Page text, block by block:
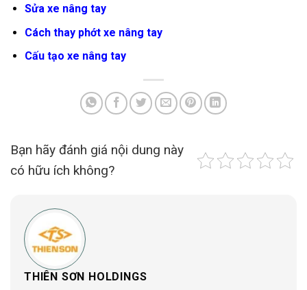
Sửa xe nâng tay
Cách thay phớt xe nâng tay
Cấu tạo xe nâng tay
Bạn hãy đánh giá nội dung này
có hữu ích không?
THIÊN SƠN HOLDINGS